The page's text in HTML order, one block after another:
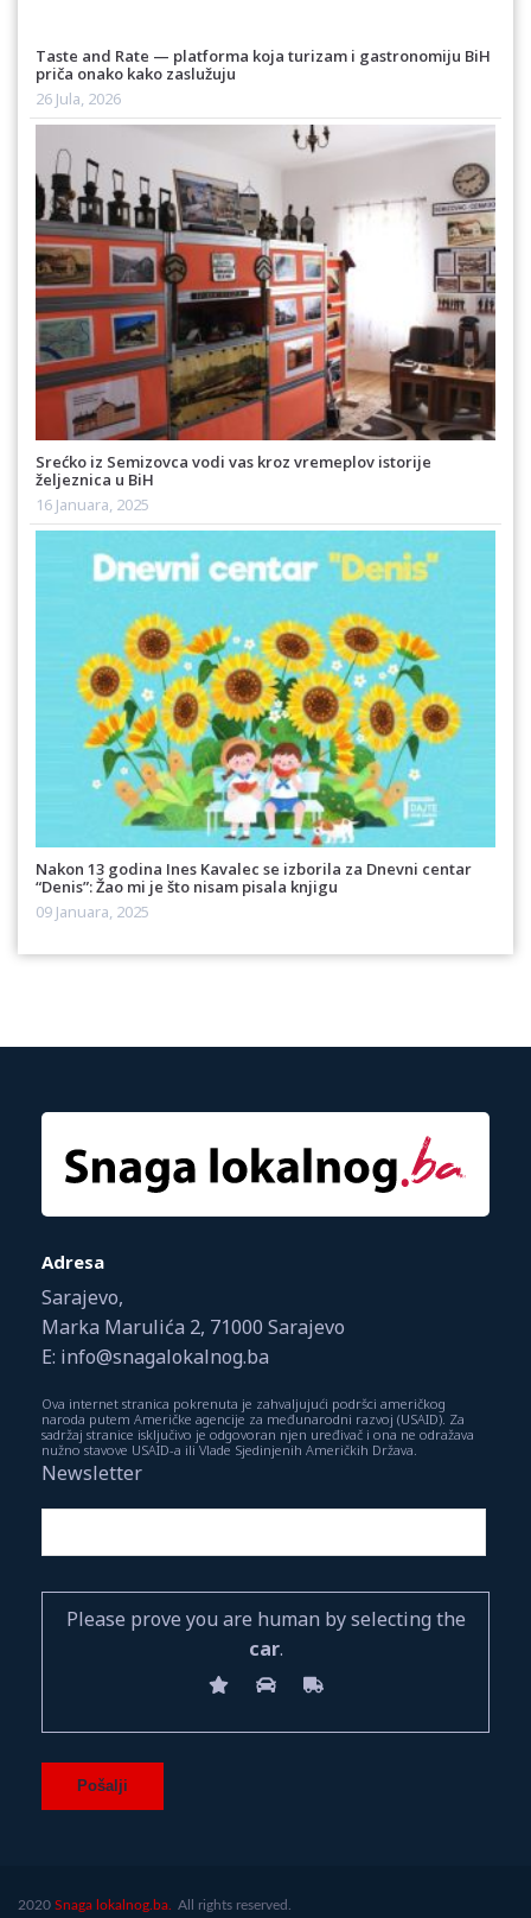
Taste and Rate — platforma koja turizam i gastronomiju BiH
priča onako kako zaslužuju
26 Jula, 2026
Srećko iz Semizovca vodi vas kroz vremeplov istorije
željeznica u BiH
16 Januara, 2025
Nakon 13 godina Ines Kavalec se izborila za Dnevni centar
“Denis”: Žao mi je što nisam pisala knjigu
09 Januara, 2025
Adresa
Sarajevo,
Marka Marulića 2, 71000 Sarajevo
E: info@snagalokalnog.ba
Ova internet stranica pokrenuta je zahvaljujući podršci američkog
naroda putem Američke agencije za međunarodni razvoj (USAID). Za
sadržaj stranice isključivo je odgovoran njen uređivač i ona ne odražava
nužno stavove USAID-a ili Vlade Sjedinjenih Američkih Država.
Newsletter
Please prove you are human by selecting the
car.
2020 Snaga lokalnog.ba. All rights reserved.